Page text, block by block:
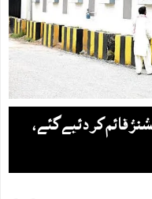
سٹیشنز قائم کر دئیےگئے،